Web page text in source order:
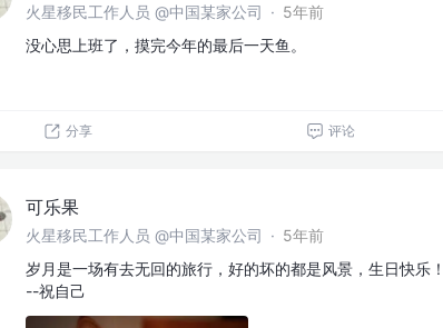
火星移民工作人员 @中国某家公司 · 5年前
没心思上班了，摸完今年的最后一天鱼。
分享 评论
可乐果
火星移民工作人员 @中国某家公司 · 5年前
岁月是一场有去无回的旅行，好的坏的都是风景，生日快乐！
--祝自己